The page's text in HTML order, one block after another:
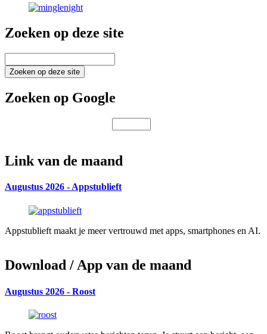
Zoeken op deze site
op
deze
Zoeken op Google
Link van de maand
Augustus 2026 - Appstublieft
Appstublieft maakt je meer vertrouwd met apps, smartphones en AI.
Download / App van de maand
Augustus 2026 - Roost